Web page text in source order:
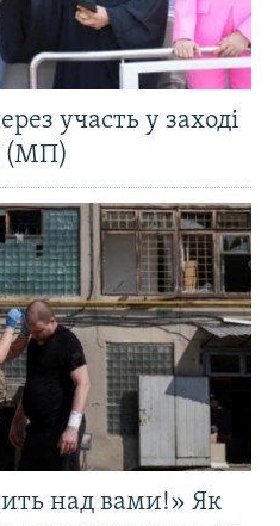
участь у заході
(МП)
над вами!» Як